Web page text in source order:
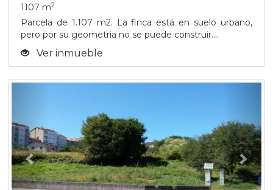
1107 m2
Parcela de 1.107 m2. La finca está en suelo urbano,
pero por su geometria no se puede construir....
Ver inmueble